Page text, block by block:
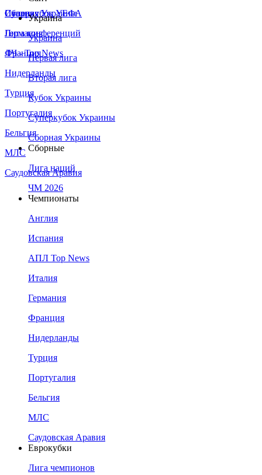
Сборная Украины
Италия
Германия
Франция
Нидерланды
Турция
Португалия
Бельгия
МЛС
Саудовская Аравия
Суперкубок УЕФА
Лига конференций
ЛЧ - Top News
Украина
Украина
Первая лига
Вторая лига
Кубок Украины
Суперкубок Украины
Сборная Украины
Сборные
Лига наций
ЧМ 2026
Чемпионаты
Англия
Испания
АПЛ Top News
Италия
Германия
Франция
Нидерланды
Турция
Португалия
Бельгия
МЛС
Саудовская Аравия
Еврокубки
Лига чемпионов